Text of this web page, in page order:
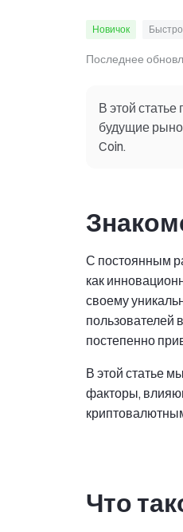
Новичок
Последнее
В этой
будущие
Coin.
С постоянным
как
своему
пользователей
постепенно
В этой статье
факторы,
Что